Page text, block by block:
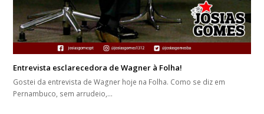
Entrevista esclarecedora de Wagner à Folha!
Gostei da entrevista de Wagner hoje na Folha. Como se diz em
Pernambuco, sem arrudeio,…